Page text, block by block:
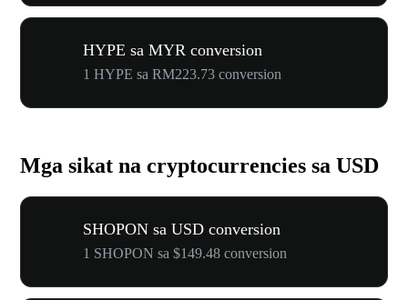
HYPE sa MYR conversion
1 HYPE sa RM223.73 conversion
Mga sikat na cryptocurrencies sa USD
SHOPON sa USD conversion
1 SHOPON sa $149.48 conversion